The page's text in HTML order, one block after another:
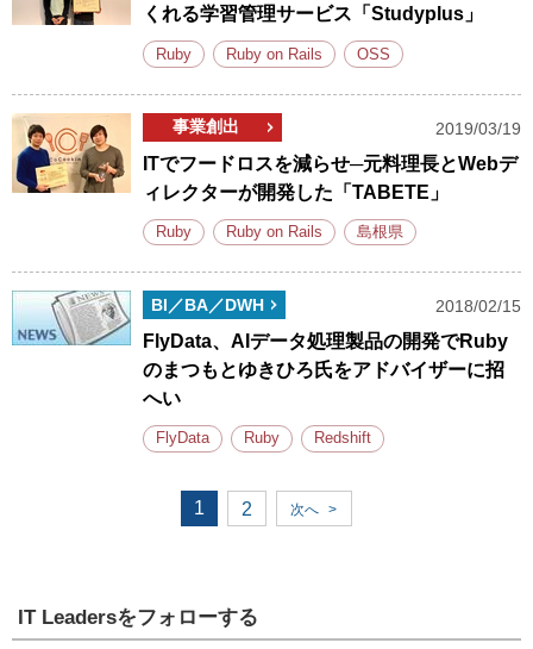
くれる学習管理サービス「Studyplus」
Ruby Ruby on Rails OSS
事業創出 2019/03/19
ITでフードロスを減らせ─元料理長とWebデ
ィレクターが開発した「TABETE」
Ruby Ruby on Rails 島根県
BI／BA／DWH 2018/02/15
FlyData、AIデータ処理製品の開発でRuby
のまつもとゆきひろ氏をアドバイザーに招
へい
FlyData Ruby Redshift
1 2 次へ >
IT Leadersをフォローする